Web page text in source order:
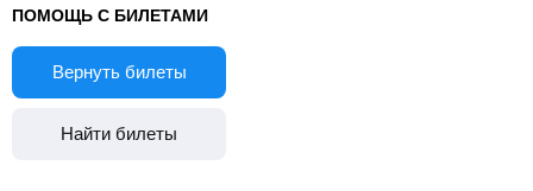
ПОМОЩЬ С БИЛЕТАМИ
Вернуть билеты
Найти билеты